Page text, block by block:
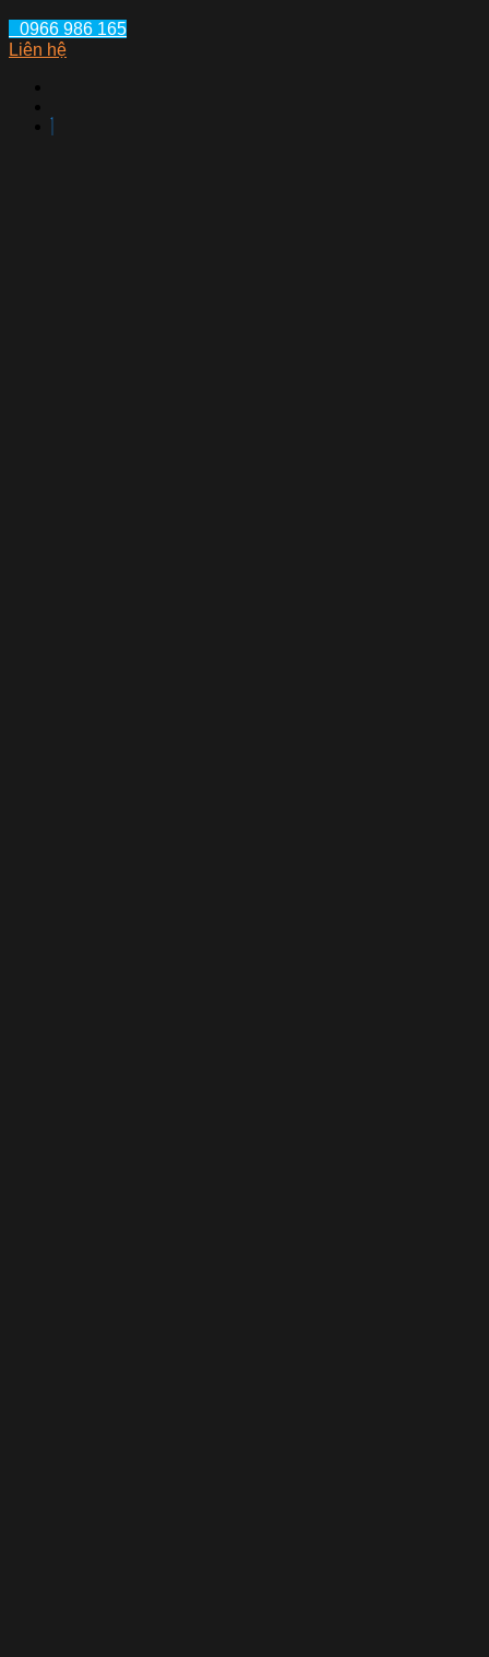
0966 986 165
Liên hệ